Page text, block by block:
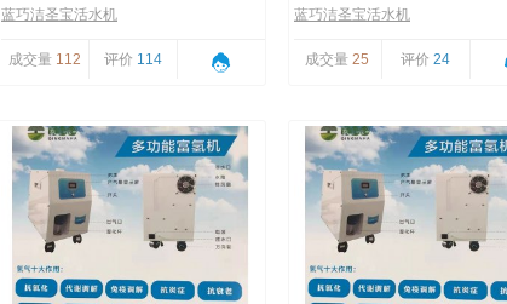
蓝巧洁圣宝活水机
成交量 112 评价 114
蓝巧洁圣宝活水机
成交量25 评价24